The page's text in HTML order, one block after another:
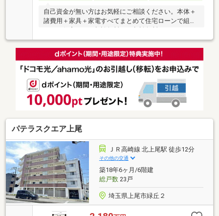
自己資金が無い方はお気軽にご相談ください。本体＋
諸費用＋家具＋家電すべてまとめて住宅ローンで組め
ます。住宅ローン相談無料！FP相談無料！
55HOUSING 東大宮駅前店へＧｏ♪Ｇｏ♪
パテラスクエア上尾
ＪＲ高崎線 北上尾駅 徒歩12分
その他の交通
築18年6ヶ月/6階建
総戸数23戸
埼玉県上尾市緑丘２